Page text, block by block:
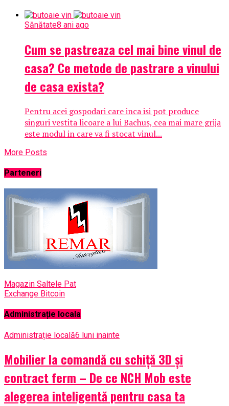
Sănătate8 ani ago
Cum se pastreaza cel mai bine vinul de
casa? Ce metode de pastrare a vinului
de casa exista?
Pentru acei gospodari care inca isi pot produce
singuri vestita licoare a lui Bachus, cea mai mare grija
este modul in care va fi stocat vinul...
More Posts
Parteneri
Magazin Saltele Pat
Exchange Bitcoin
Administrație locala
Administrație locală6 luni inainte
Mobilier la comandă cu schiță 3D și
contract ferm – De ce NCH Mob este
alegerea inteligentă pentru casa ta